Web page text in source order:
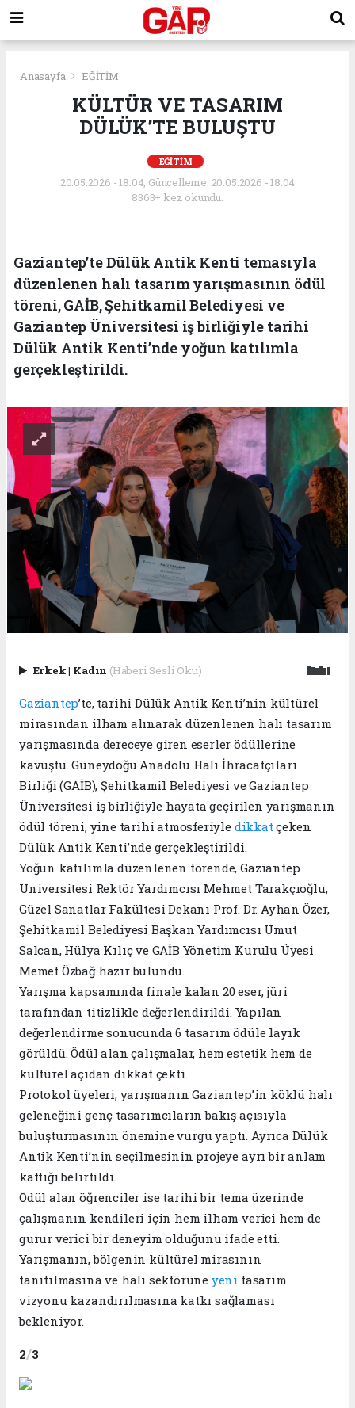
Anasayfa EĞİTİM
KÜLTÜR VE TASARIM
DÜLÜK’TE BULUŞTU
EĞİTİM
20.05.2026 - 18:04, Güncelleme: 20.05.2026 - 18:04
8363+ kez okundu.
Gaziantep’te Dülük Antik Kenti temasıyla
düzenlenen halı tasarım yarışmasının ödül
töreni, GAİB, Şehitkamil Belediyesi ve
Gaziantep Üniversitesi iş birliğiyle tarihi
Dülük Antik Kenti’nde yoğun katılımla
gerçekleştirildi.
Erkek| Kadın (Haberi Sesli Oku)
Gaziantep’te, tarihi Dülük Antik Kenti’nin kültürel
mirasından ilham alınarak düzenlenen halı tasarım
yarışmasında dereceye giren eserler ödüllerine
kavuştu. Güneydoğu Anadolu Halı İhracatçıları
Birliği (GAİB), Şehitkamil Belediyesi ve Gaziantep
Üniversitesi iş birliğiyle hayata geçirilen yarışmanın
ödül töreni, yine tarihi atmosferiyle dikkat çeken
Dülük Antik Kenti’nde gerçekleştirildi.
Yoğun katılımla düzenlenen törende, Gaziantep
Üniversitesi Rektör Yardımcısı Mehmet Tarakçıoğlu,
Güzel Sanatlar Fakültesi Dekanı Prof. Dr. Ayhan Özer,
Şehitkamil Belediyesi Başkan Yardımcısı Umut
Salcan, Hülya Kılıç ve GAİB Yönetim Kurulu Üyesi
Memet Özbağ hazır bulundu.
Yarışma kapsamında finale kalan 20 eser, jüri
tarafından titizlikle değerlendirildi. Yapılan
değerlendirme sonucunda 6 tasarım ödüle layık
görüldü. Ödül alan çalışmalar, hem estetik hem de
kültürel açıdan dikkat çekti.
Protokol üyeleri, yarışmanın Gaziantep’in köklü halı
geleneğini genç tasarımcıların bakış açısıyla
buluşturmasının önemine vurgu yaptı. Ayrıca Dülük
Antik Kenti’nin seçilmesinin projeye ayrı bir anlam
kattığı belirtildi.
Ödül alan öğrenciler ise tarihi bir tema üzerinde
çalışmanın kendileri için hem ilham verici hem de
gurur verici bir deneyim olduğunu ifade etti.
Yarışmanın, bölgenin kültürel mirasının
tanıtılmasına ve halı sektörüne yeni tasarım
vizyonu kazandırılmasına katkı sağlaması
bekleniyor.
2/3